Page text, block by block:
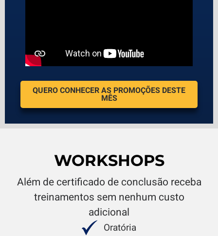
QUERO CONHECER AS PROMOÇÕES DESTE
MÊS
WORKSHOPS
Além de certificado de conclusão receba
treinamentos sem nenhum custo
adicional
Oratória